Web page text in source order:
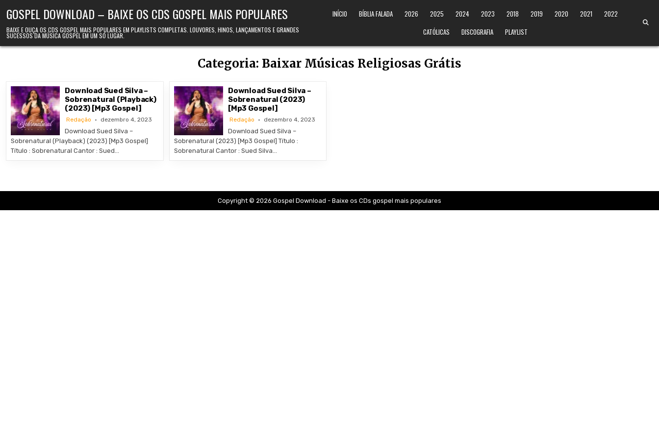
GOSPEL DOWNLOAD – BAIXE OS CDS GOSPEL MAIS POPULARES
BAIXE E OUÇA OS CDS GOSPEL MAIS POPULARES EM PLAYLISTS COMPLETAS. LOUVORES, HINOS, LANÇAMENTOS E GRANDES
SUCESSOS DA MÚSICA GOSPEL EM UM SÓ LUGAR.
INÍCIO BÍBLIA FALADA 2026 2025 2024 2023 2018 2019 2020 2021
2022
CATÓLICAS
DISCOGRAFIA PLAYLIST
Categoria: Baixar Músicas Religiosas Grátis
Download Sued Silva –
Sobrenatural (Playback)
(2023) [Mp3 Gospel]
Redação dezembro 4, 2023
Download Sued Silva –
Sobrenatural (Playback) (2023) [Mp3 Gospel]
Título : Sobrenatural Cantor : Sued…
Download Sued Silva –
Sobrenatural (2023)
[Mp3 Gospel]
Redação dezembro 4, 2023
Download Sued Silva –
Sobrenatural (2023) [Mp3 Gospel] Título :
Sobrenatural Cantor : Sued Silva…
Copyright © 2026 Gospel Download - Baixe os CDs gospel mais populares